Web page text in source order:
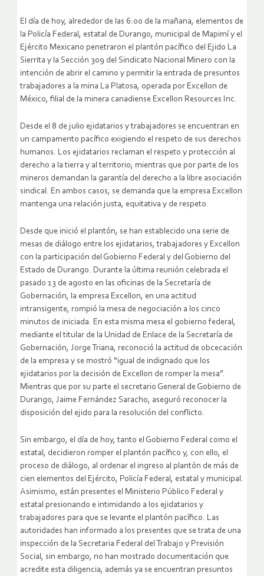
El día de hoy, alrededor de las 6:00 de la mañana, elementos de
la Policía Federal, estatal de Durango, municipal de Mapimí y el
Ejército Mexicano penetraron el plantón pacífico del Ejido La
Sierrita y la Sección 309 del Sindicato Nacional Minero con la
intención de abrir el camino y permitir la entrada de presuntos
trabajadores a la mina La Platosa, operada por Excellon de
México, filial de la minera canadiense Excellon Resources Inc.
Desde el 8 de julio ejidatarios y trabajadores se encuentran en
un campamento pacífico exigiendo el respeto de sus derechos
humanos. Los ejidatarios reclaman el respeto y protección al
derecho a la tierra y al territorio; mientras que por parte de los
mineros demandan la garantía del derecho a la libre asociación
sindical. En ambos casos, se demanda que la empresa Excellon
mantenga una relación justa, equitativa y de respeto.
Desde que inició el plantón, se han establecido una serie de
mesas de diálogo entre los ejidatarios, trabajadores y Excellon
con la participación del Gobierno Federal y del Gobierno del
Estado de Durango. Durante la última reunión celebrada el
pasado 13 de agosto en las oficinas de la Secretaría de
Gobernación, la empresa Excellon, en una actitud
intransigente, rompió la mesa de negociación a los cinco
minutos de iniciada. En esta misma mesa el gobierno federal,
mediante el titular de la Unidad de Enlace de la Secretaría de
Gobernación, Jorge Triana, reconoció la actitud de obcecación
de la empresa y se mostró “igual de indignado que los
ejidatarios por la decisión de Excellon de romper la mesa”.
Mientras que por su parte el secretario General de Gobierno de
Durango, Jaime Fernández Saracho, aseguró reconocer la
disposición del ejido para la resolución del conflicto.
Sin embargo, el día de hoy, tanto el Gobierno Federal como el
estatal, decidieron romper el plantón pacífico y, con ello, el
proceso de diálogo, al ordenar el ingreso al plantón de más de
cien elementos del Ejército, Policía Federal, estatal y municipal.
Asimismo, están presentes el Ministerio Público Federal y
estatal presionando e intimidando a los ejidatarios y
trabajadores para que se levante el plantón pacífico. Las
autoridades han informado a los presentes que se trata de una
inspección de la Secretaria Federal del Trabajo y Previsión
Social, sin embargo, no han mostrado documentación que
acredite esta diligencia, además ya se encuentran presuntos